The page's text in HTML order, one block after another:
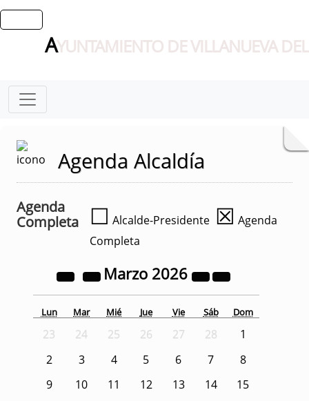
AYUNTAMIENTO DE VILLANUEVA
Agenda Alcaldía
Agenda
Completa
☐ Alcalde-Presidente ☒ Agenda
Completa
Marzo 2026
Lun Mar Mié Jue Vie Sáb Dom
23 24 25 26 27 28
1
2
3 4 5 6 7
8
9
10 11 12 13 14
15